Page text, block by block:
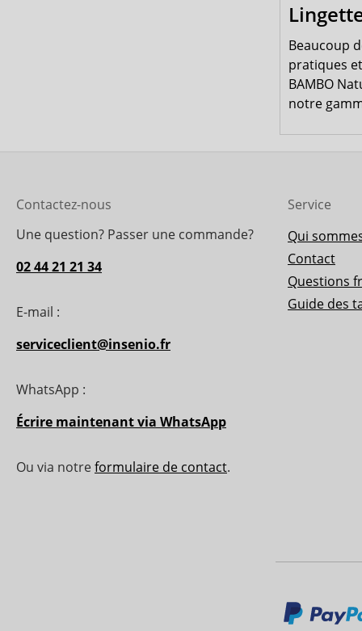
Beaucoup
pratiques
BAMBO
notre
Contactez-nous
Une question? Passer une commande?
02 44 21 21 34
E-mail :
serviceclient@insenio.fr
WhatsApp :
Écrire maintenant via WhatsApp
Ou via notre formulaire de contact.
Service
Qui
Contact
Questions
Guide des